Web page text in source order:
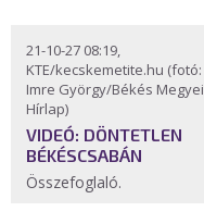
21-10-27 08:19,
KTE/kecskemetite.hu (fotó:
Imre György/Békés Megyei
Hírlap)
VIDEÓ: DÖNTETLEN
BÉKÉSCSABÁN
Összefoglaló.